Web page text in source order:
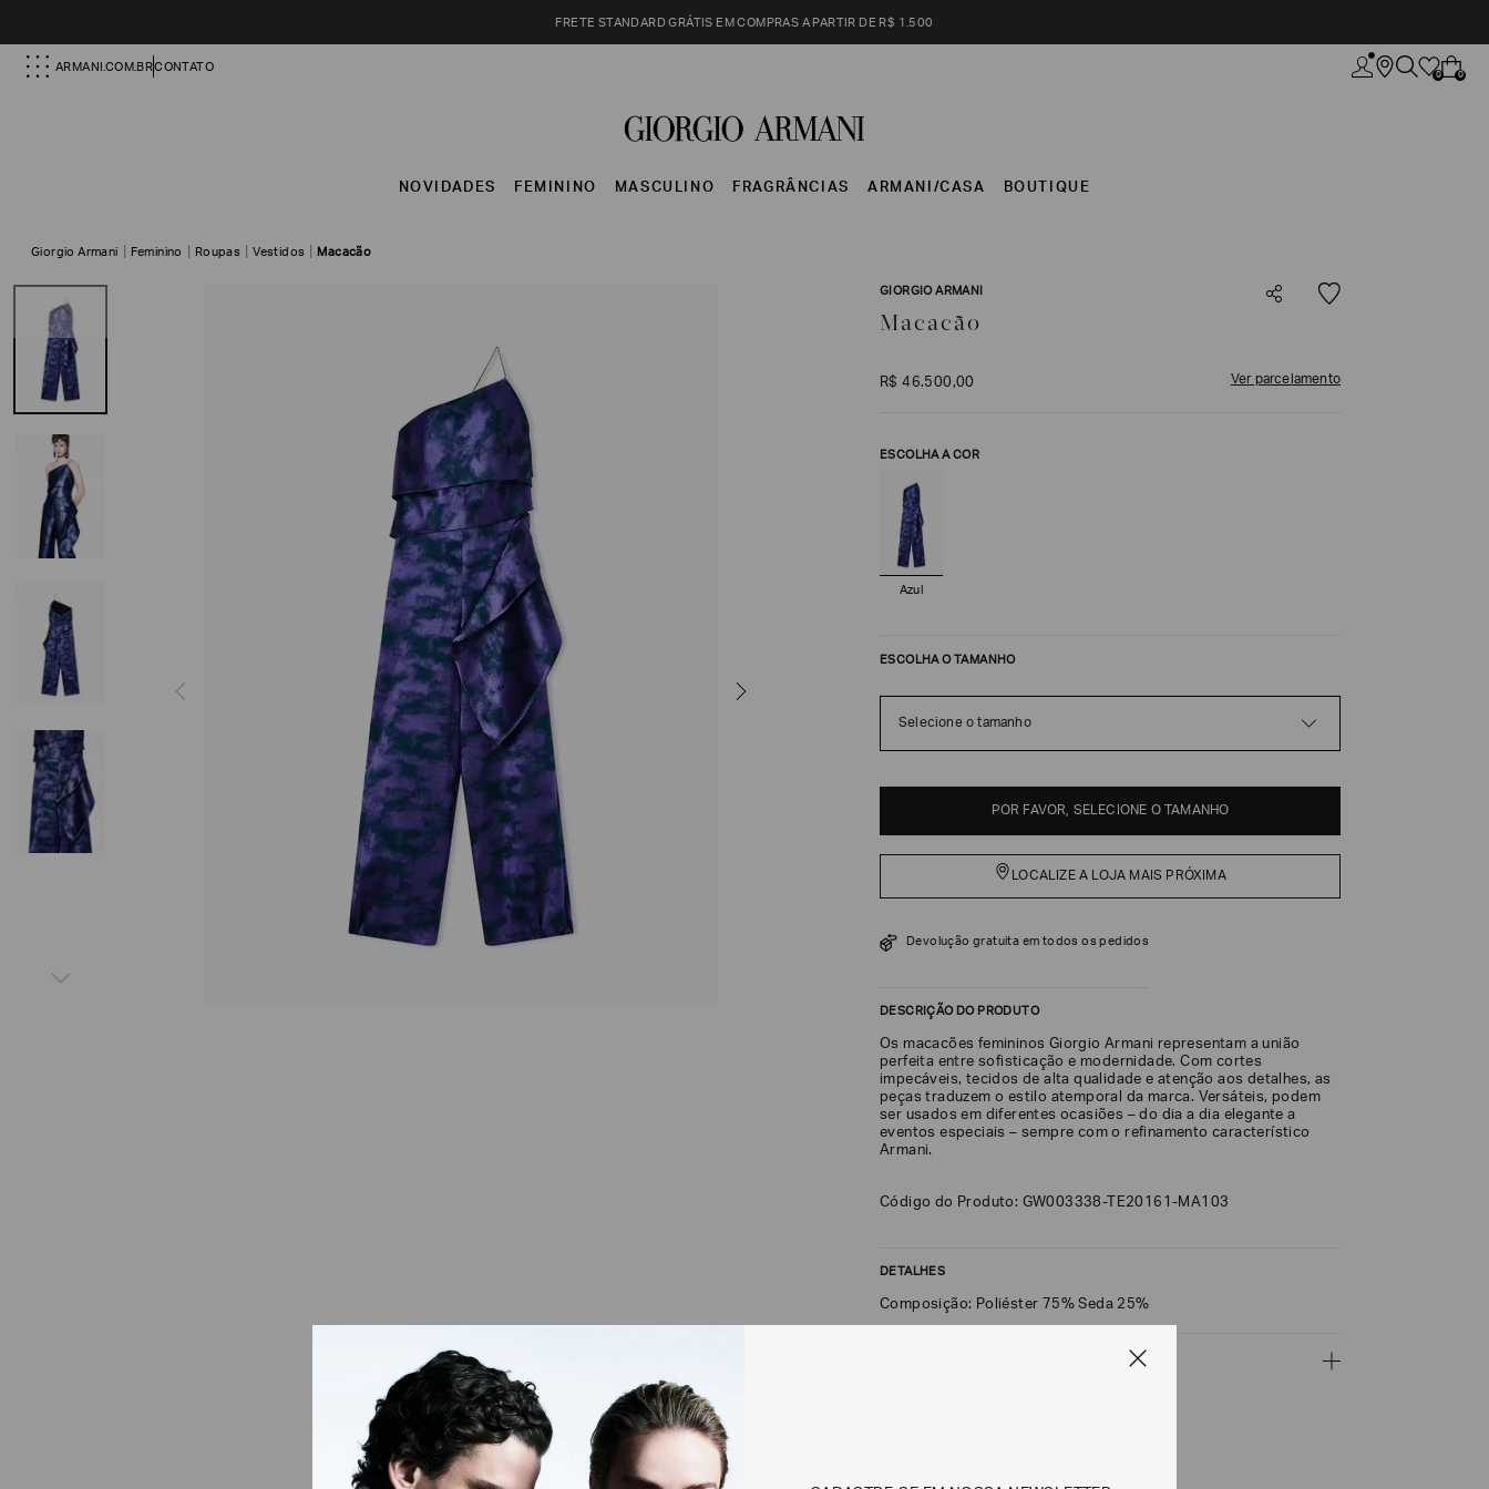
FRETE STANDARD GRÁTIS EM COMPRAS A PARTIR DE R$ 1.500
ARMANI.COM.BRCONTATO
0 0
NOVIDADES FEMININO MASCULINO FRAGRÂNCIAS ARMANI/CASA BOUTIQUE
Giorgio Armani Feminino Roupas Vestidos Macacão
GIORGIO ARMANI
Macacão
R$ 46.500,00 Ver parcelamento
ESCOLHA A COR
Azul
ESCOLHA O TAMANHO
Selecione o tamanho
POR FAVOR, SELECIONE O TAMANHO
R$ LOCALIZE A LOJA MAIS PRÓXIMA
Devolução gratuita em todos os pedidos
DESCRIÇÃO DO PRODUTO
Os macacões femininos Giorgio Armani representam a união
perfeita entre sofisticação e modernidade. Com cortes
impecáveis, tecidos de alta qualidade e atenção aos detalhes, as
peças traduzem o estilo atemporal da marca. Versáteis, podem
ser usados em diferentes ocasiões – do dia a dia elegante a
eventos especiais – sempre com o refinamento característico
Armani.
Código do Produto: GW003338-TE20161-MA103
DETALHES
Composição: Poliéster 75% Seda 25%